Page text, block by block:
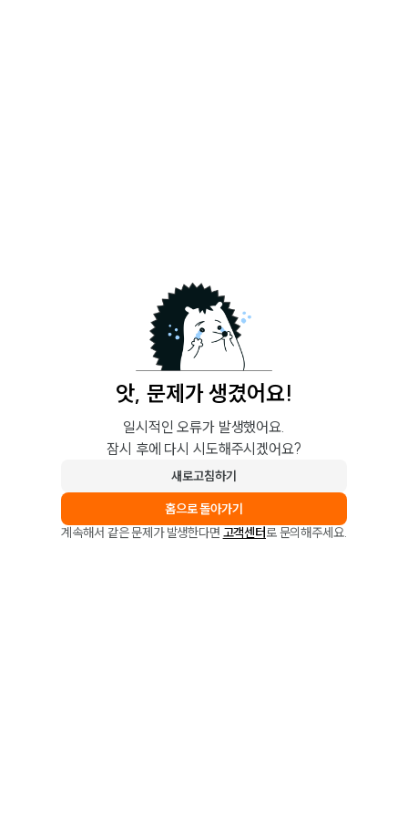
앗, 문제가 생겼어요!
일시적인 오류가 발생했어요.
잠시 후에 다시 시도해주시겠어요?
새로고침하기
홈으로 돌아가기
계속해서 같은 문제가 발생한다면 고객센터로 문의해주세요.